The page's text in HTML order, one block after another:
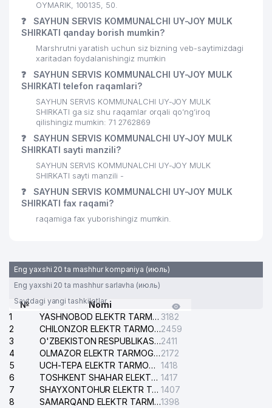
OYMARIK, 100135, 50.
❓
SAYHUN SERVIS KOMMUNALCHI UY-JOY MULK
SHIRKATI qanday borish mumkin?
Marshrutni yaratish uchun siz bizning veb-saytimizdagi
xaritadan foydalanishingiz mumkin
❓
SAYHUN SERVIS KOMMUNALCHI UY-JOY MULK
SHIRKATI telefon raqamlari?
SAYHUN SERVIS KOMMUNALCHI UY-JOY MULK
SHIRKATI ga siz shu raqamlar orqali qo’ng’iroq
qilishingiz mumkin: 71 2762869
❓
SAYHUN SERVIS KOMMUNALCHI UY-JOY MULK
SHIRKATI sayti manzili?
SAYHUN SERVIS KOMMUNALCHI UY-JOY MULK
SHIRKATI sayti manzili -
❓
SAYHUN SERVIS KOMMUNALCHI UY-JOY MULK
SHIRKATI fax raqami?
raqamiga fax yuborishingiz mumkin.
Eng yaxshi 20 ta mashhur kompaniya (июль)
Eng yaxshi 20 ta mashhur sarlavha (июль)
Saytdagi yangi tashkilotlar
№
Nomi
1
YASHNOBOD ELEKTR TARMOG'I NOSOZLIKLARI XIZMATI 3182
2
CHILONZOR ELEKTR TARMOG'I NOSOZLIK XIZMATI2459
3
O'ZBEKISTON RESPUBLIKASI BOSH PROKURATURASI ISHONCH TELEFONI2411
4
OLMAZOR ELEKTR TARMOG'I NOSOZLIKLARI XIZMATI2172
5
UCH-TEPA ELEKTR TARMOG'I NOSOZLIKLARI XIZMATI 1418
6
TOSHKENT SHAHAR ELEKTR TARMOQLARI KORXONASI AJ 1417
7
SHAYXONTOHUR ELEKTR TARMOG'I NOSOZLIKLARINI TUZATISH XIZMATI 1407
8
SAMARQAND ELEKTR TARMOQLARI AJ1398